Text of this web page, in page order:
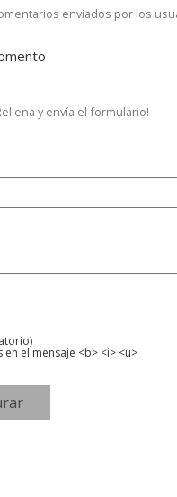
enviados por los
y envía el formulario!
el mensaje <b> <i> <u>